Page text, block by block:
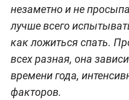
незаметно и не
лучше всего
как ложиться спать.
всех разная, она
времени года,
факторов.